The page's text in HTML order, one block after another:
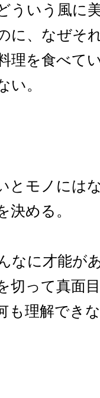
ういう風に
に、なぜそ
理を食べて
い。
とモノには
決める。
なに才能が
切って真面
も理解でき